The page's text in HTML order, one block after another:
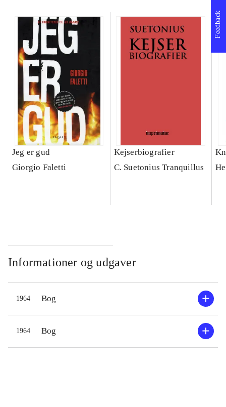
Jeg er gud
Giorgio Faletti
Kejserbiografier
C. Suetonius Tranquillus
Informationer og udgaver
1964 Bog
1964 Bog
Feedback